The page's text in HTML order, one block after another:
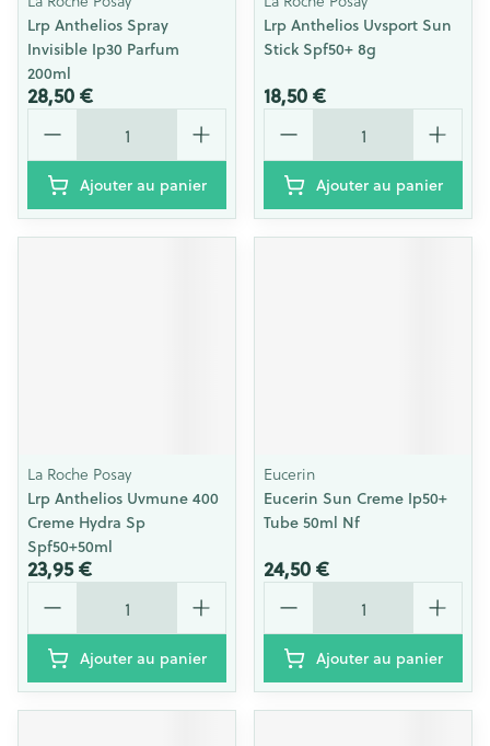
Lrp Anthelios Spray
Invisible Ip30 Parfum
200ml
28,50 €
Quantité
Ajouter au panier
Lrp Anthelios Uvsport Sun
Stick Spf50+ 8g
18,50 €
Quantité
Ajouter au panier
La Roche Posay
Lrp Anthelios Uvmune 400
Creme Hydra Sp
Spf50+50ml
23,95 €
Quantité
Ajouter au panier
Eucerin
Eucerin Sun Creme Ip50+
Tube 50ml Nf
24,50 €
Quantité
Ajouter au panier